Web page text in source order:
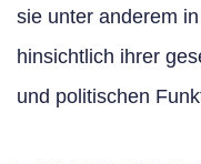
sie unter anderem
hinsichtlich ihrer
und politischen